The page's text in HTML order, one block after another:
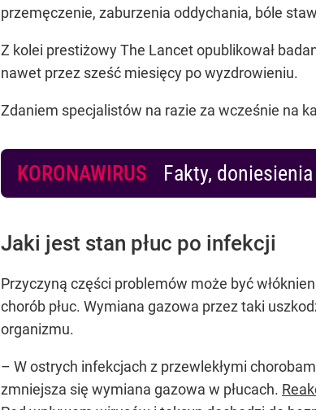
przemęczenie, zaburzenia oddychania, bóle
Z kolei prestiżowy The Lancet opublikował
nawet przez sześć miesięcy po wyzdrowieniu.
Zdaniem specjalistów na razie za wcześnie na
KORONAWIRUS Fakty,
Jaki jest stan płuc po infekcji
Przyczyną części problemów może być
chorób płuc. Wymiana gazowa przez taki
organizmu.
– W ostrych infekcjach z przewlekłymi
zmniejsza się wymiana gazowa w płucach.